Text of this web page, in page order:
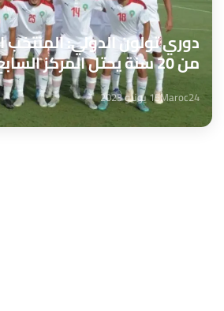
دوري تولون الدولي: المنتخب
من 20 سنة يحتل المركز السابع
Maroc2415 يونيو 2023